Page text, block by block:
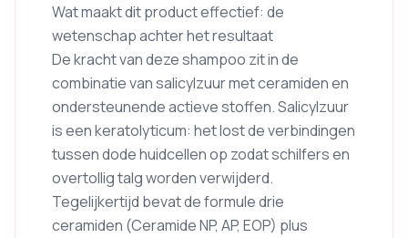
Wat maakt dit product effectief: de
wetenschap achter het resultaat
De kracht van deze shampoo zit in de
combinatie van salicylzuur met ceramiden en
ondersteunende actieve stoffen. Salicylzuur
is een keratolyticum: het lost de verbindingen
tussen dode huidcellen op zodat schilfers en
overtollig talg worden verwijderd.
Tegelijkertijd bevat de formule drie
ceramiden (Ceramide NP, AP, EOP) plus